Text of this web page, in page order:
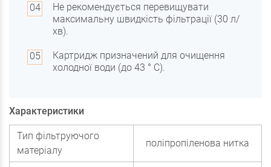
Не рекомендується перевищувати
максимальну швидкість фільтрації (30 л/
хв).
Картридж призначений для очищення
холодної води (до 43 ° С).
Характеристики
Тип фільтруючого
матеріалу
поліпропіленова нитка